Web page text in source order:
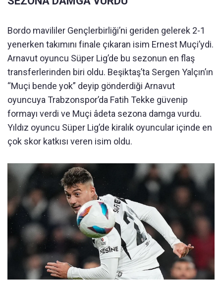
Bordo mavililer Gençlerbirliği’ni geriden gelerek 2-1
yenerken takımını finale çıkaran isim Ernest Muçi’ydi.
Arnavut oyuncu Süper Lig’de bu sezonun en flaş
transferlerinden biri oldu. Beşiktaş’ta Sergen Yalçın’ın
“Muçi bende yok” deyip gönderdiği Arnavut
oyuncuya Trabzonspor’da Fatih Tekke güvenip
formayı verdi ve Muçi âdeta sezona damga vurdu.
Yıldız oyuncu Süper Lig’de kiralık oyuncular içinde en
çok skor katkısı veren isim oldu.